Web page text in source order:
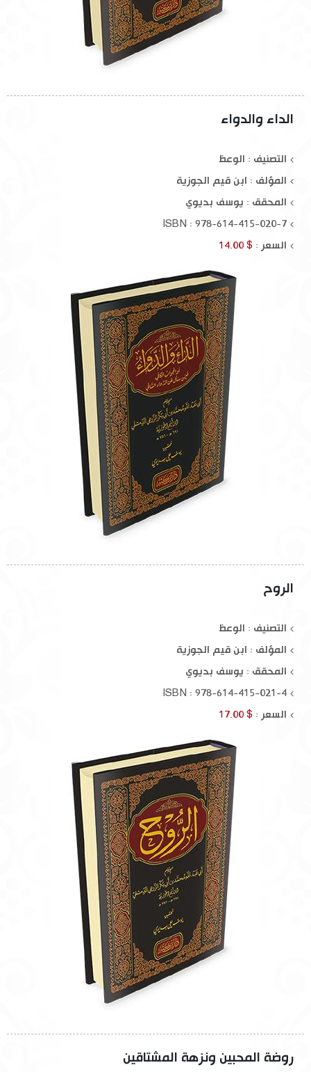
الداء والدواء
التصنيف : الوعظ
المؤلف : ابن قيم الجوزية
المحقق : يوسف بديوي
ISBN : 978-614-415-020-7
السعر : $ 14.00
الروح
التصنيف : الوعظ
المؤلف : ابن قيم الجوزية
المحقق : يوسف بديوي
ISBN : 978-614-415-021-4
السعر : $ 17.00
روضة المحبين ونزهة المشتاقين